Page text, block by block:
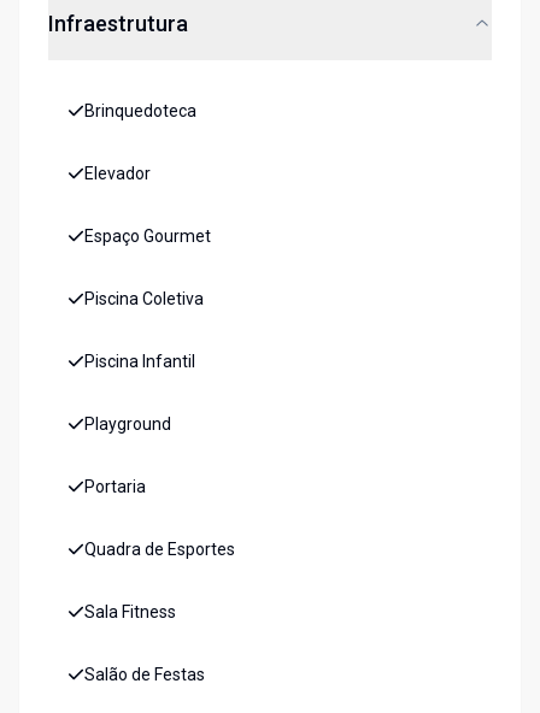
Infraestrutura
Brinquedoteca
Elevador
Espaço Gourmet
Piscina Coletiva
Piscina Infantil
Playground
Portaria
Quadra de Esportes
Sala Fitness
Salão de Festas